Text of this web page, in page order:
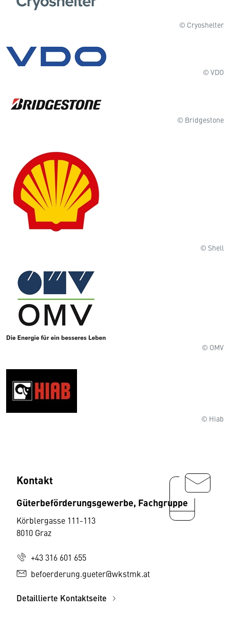
© Cryoshelter
© VDO
© Bridgestone
© Shell
© OMV
© Hiab
Kontakt
Güterbeförderungsgewerbe, Fachgruppe
Körblergasse 111-113
8010 Graz
+43 316 601 655
befoerderung.gueter@wkstmk.at
Detaillierte Kontaktseite